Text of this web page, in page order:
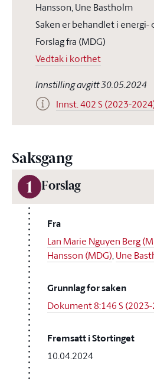
Hansson, Une Bastholm
Saken er behandlet i
Forslag fra (MDG)
Vedtak i korthet
Innstilling avgitt 30.05.2024
Innst. 402 S (2023-
Saksgang
1 Forslag
Fra
Lan Marie Nguyen Berg
Hansson (MDG),Une
Grunnlag for saken
Dokument 8:146 S
Fremsatt i Stortinget
10.04.2024